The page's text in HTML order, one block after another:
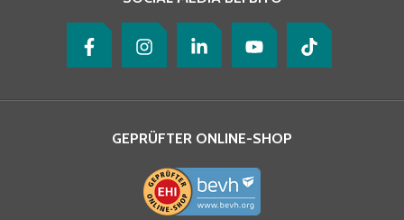
GEPRÜFTER ONLINE-SHOP